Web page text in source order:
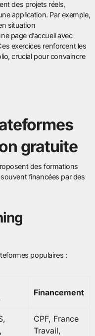
des projets réels,
application. Par exemple,
situation
page d’accueil avec
exercices renforcent les
crucial pour convaincre
gratuite
des formations
financées par des
populaires :
Financement
CPF, France
Travail,